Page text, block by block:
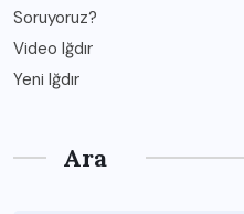
Soruyoruz?
Video Iğdır
Yeni Iğdır
Ara